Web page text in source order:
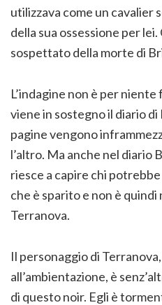
utilizzava come un
della sua ossessione per
sospettato della morte di
L’indagine non è per
viene in sostegno il diario
pagine vengono
l’altro. Ma anche nel diario
riesce a capire chi
che è sparito e non è
Terranova.
Il personaggio di
all’ambientazione, è
di questo noir. Egli è